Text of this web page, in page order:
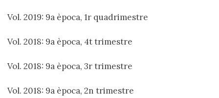
Vol. 2019: 9a època, 1r quadrimestre
Vol. 2018: 9a època, 4t trimestre
Vol. 2018: 9a època, 3r trimestre
Vol. 2018: 9a època, 2n trimestre